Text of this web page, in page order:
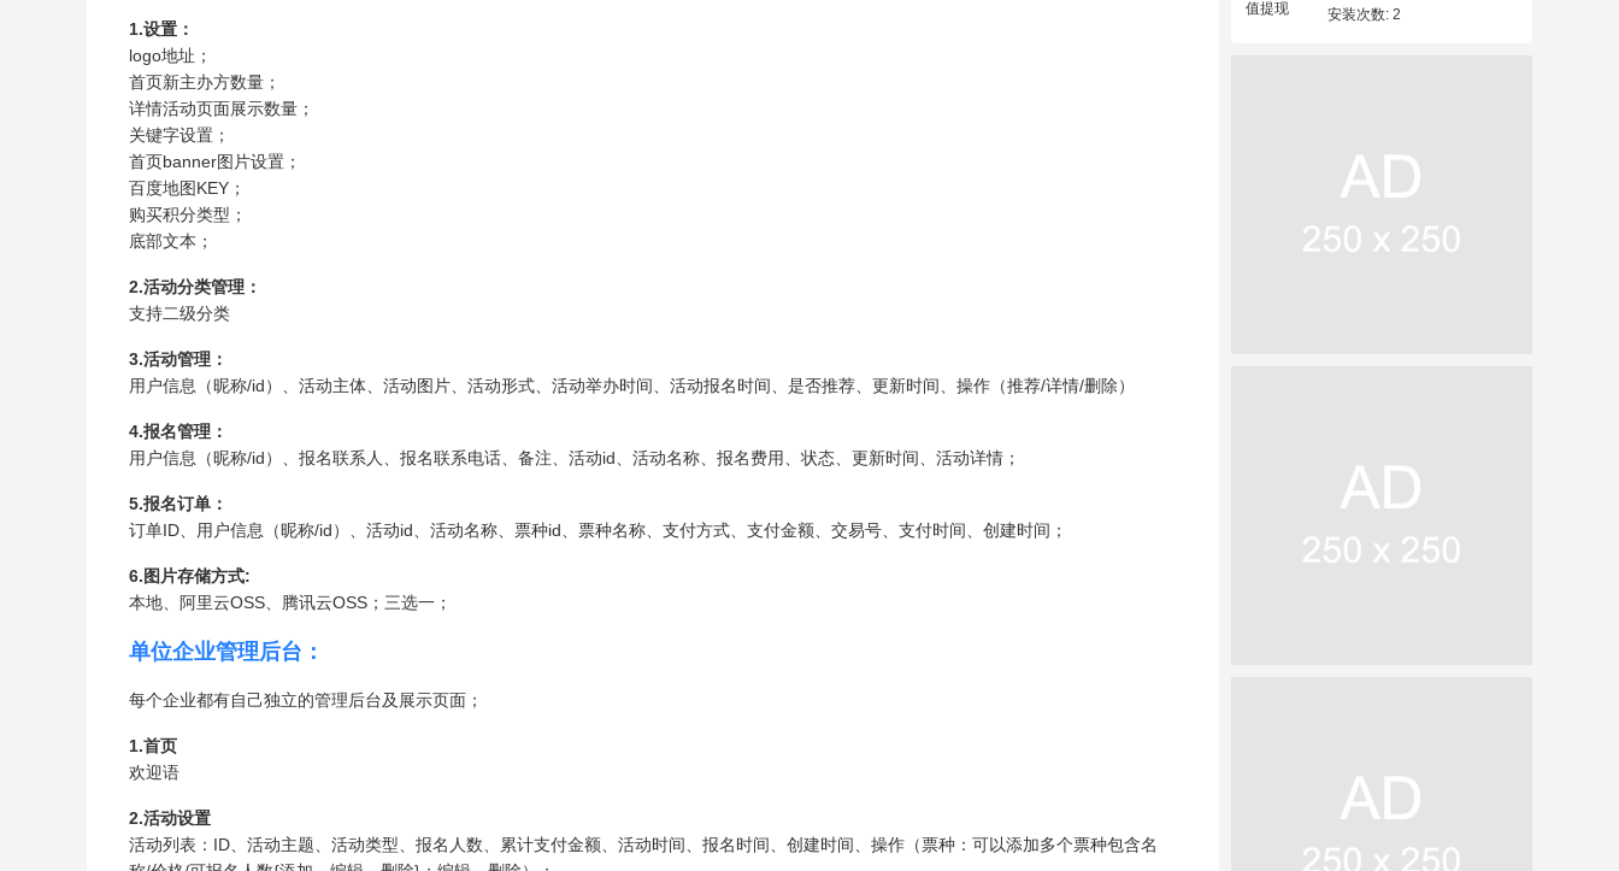
安装次数: 2
1.设置：
logo地址；
首页新主办方数量；
详情活动页面展示数量；
关键字设置；
首页banner图片设置；
百度地图KEY；
购买积分类型；
底部文本；
2.活动分类管理：
支持二级分类
3.活动管理：
用户信息（昵称/id）、活动主体、活动图片、活动形式、活动举办时间、活动报名时间、是否推荐、更新时间、操作（推荐/详情/删除）
4.报名管理：
用户信息（昵称/id）、报名联系人、报名联系电话、备注、活动id、活动名称、报名费用、状态、更新时间、活动详情；
5.报名订单：
订单ID、用户信息（昵称/id）、活动id、活动名称、票种id、票种名称、支付方式、支付金额、交易号、支付时间、创建时间；
6.图片存储方式:
本地、阿里云OSS、腾讯云OSS；三选一；
单位企业管理后台：
每个企业都有自己独立的管理后台及展示页面；
1.首页
欢迎语
2.活动设置
活动列表：ID、活动主题、活动类型、报名人数、累计支付金额、活动时间、报名时间、创建时间、操作（票种：可以添加多个票种包含名